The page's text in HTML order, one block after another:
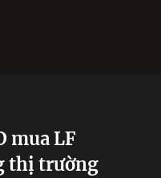
mua LF
thị trường